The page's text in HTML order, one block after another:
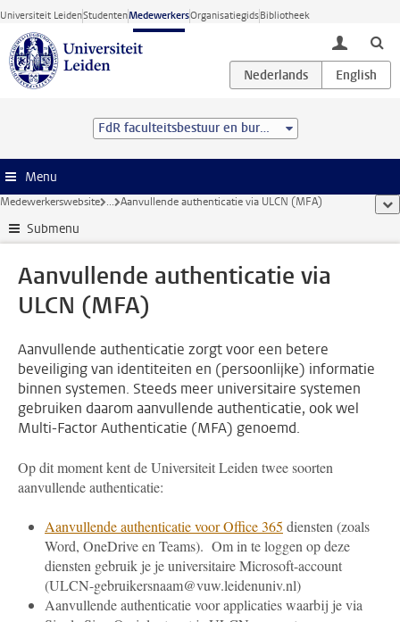
Ga direct naar de inhoud
Universiteit LeidenStudentenMedewerkersOrganisatiegidsBibliotheek
toggle
FdR faculteitsbestuur en bureau
Menu
Medewerkerswebsite ... Aanvullende authenticatie via ULCN (MFA)
Submenu
Aanvullende authenticatie via
ULCN (MFA)
Aanvullende authenticatie zorgt voor een betere
beveiliging van identiteiten en (persoonlijke) informatie
binnen systemen. Steeds meer universitaire systemen
gebruiken daarom aanvullende authenticatie, ook wel
Multi-Factor Authenticatie (MFA) genoemd.
Op dit moment kent de Universiteit Leiden twee soorten
aanvullende authenticatie:
Aanvullende authenticatie voor Office 365 diensten (zoals
Word, OneDrive en Teams). Om in te loggen op deze
diensten gebruik je je universitaire Microsoft-account
(ULCN-gebruikersnaam@vuw.leidenuniv.nl)
Aanvullende authenticatie voor applicaties waarbij je via